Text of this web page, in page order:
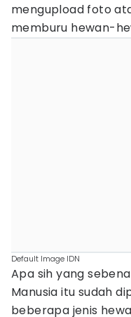
mengupload foto
memburu hewan-
Default Image IDN
Apa sih yang
Manusia itu sudah
beberapa jenis